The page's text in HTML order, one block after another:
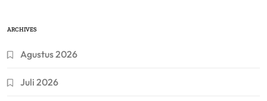
ARCHIVES
Agustus 2026
Juli 2026